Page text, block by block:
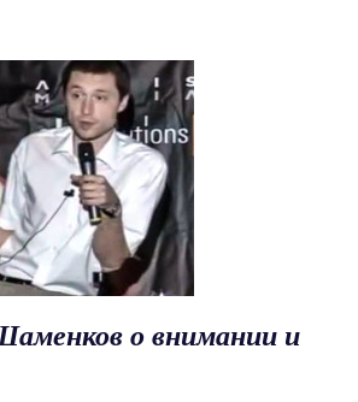
о внимании и